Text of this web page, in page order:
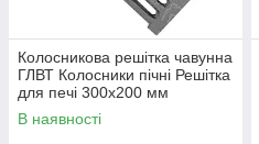
Колосникова решітка чавунна
ГЛВТ Колосники пічні Решітка
для печі 300x200 мм
Колосникові решітки
В наявності